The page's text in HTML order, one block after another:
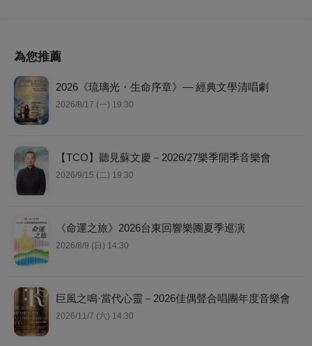
為您推薦
2026《琉璃光・生命序章》— 經典文學清唱劇
2026/8/17 (一) 19:30
【TCO】聽見蘇文慶－2026/27樂季開季音樂會
2026/9/15 (二) 19:30
《命運之旅》2026台東回響樂團夏季巡演
2026/8/9 (日) 14:30
巨風之鳴·當代心靈－2026佳偶聲合唱團年度音樂會
2026/11/7 (六) 14:30